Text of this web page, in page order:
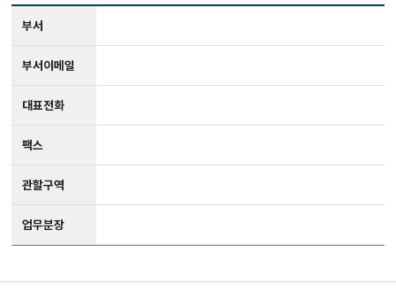
부서
부서이메일
대표전화
팩스
관할구역
업무분장